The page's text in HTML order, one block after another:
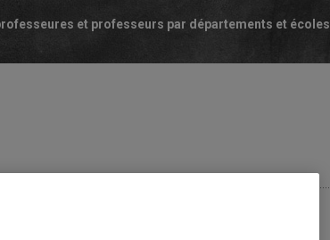
et professeurs par départements et écoles